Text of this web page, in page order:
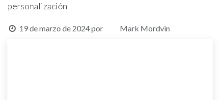
personalización
19 de marzo de 2024por Mark Mordvin